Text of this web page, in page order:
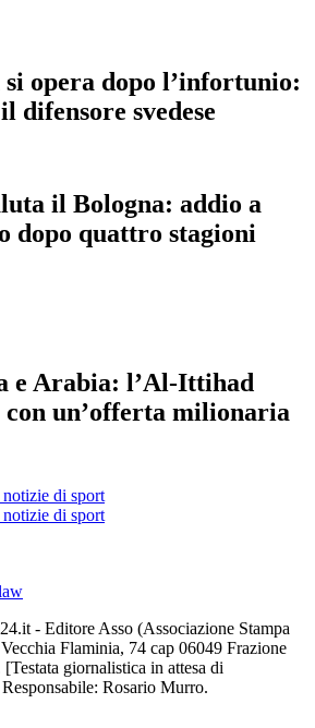
opera dopo l’infortunio:
difensore svedese
il Bologna: addio a
dopo quattro stagioni
e Arabia: l’Al-Ittihad
un’offerta milionaria
- Editore Asso (Associazione Stampa
Flaminia, 74 cap 06049 Frazione
giornalistica in attesa di
Rosario Murro.